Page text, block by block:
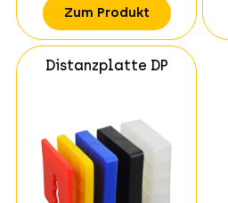
Zum Produkt
Distanzplatte DP